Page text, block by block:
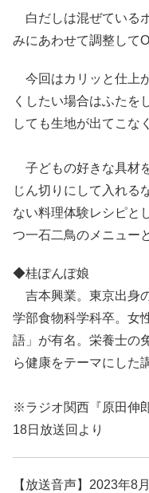
白だしは混ぜている
みにあわせて調整して
今回はカリッと仕上
くしたい場合はふたを
しても生地が出てこな
子どもの好きな具材
じん切りにして入れる
ない料理体験レシピと
つ一石二鳥のメニュー
◆桂ぽんぽ娘
吉本興業。東京出身
学部食物科学科卒。女
語」が有名。栄養士の
ら健康をテーマにした
※ラジオ関西『原田伸
18日放送回より
【放送音声】2023年8